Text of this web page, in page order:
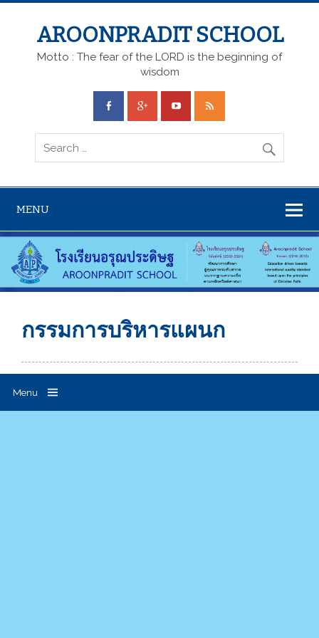
AROONPRADIT SCHOOL
Motto : The fear of the LORD is the beginning of
wisdom
MENU
กรรมการบริหารแผนก
Menu